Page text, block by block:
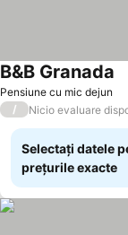
Pensiune cu mic dejun
B&B Granada
/ Nicio evaluare
Selectați datele
prețurile exacte